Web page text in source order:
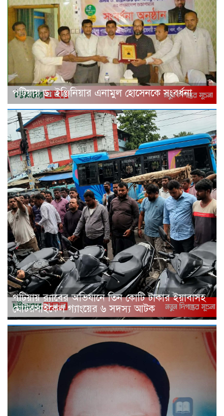
পটিয়ায় ড. ইঞ্জিনিয়ার এনামুল হোসেনকে সংবর্ধনা
পটিয়ায় র‍্যাবের অভিযানে তিন কোটি টাকার ইয়াবাসহ
মোটরসাইকেল গ্যাংয়ের ৬ সদস্য আটক